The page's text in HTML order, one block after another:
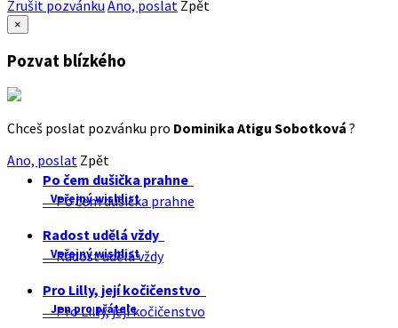
Zrušit pozvánku Ano, poslat Zpět
×
Pozvat blízkého
Chceš poslat pozvánku pro Dominika Atigu Sobotková ?
Ano, poslat Zpět
Po čem dušička prahne
Veřejný wishlist
Po čem dušička prahne
Radost udělá vždy
Veřejný wishlist
Radost udělá vždy
Pro Lilly, její kočičenstvo
Jen pro přátele
Pro Lilly, její kočičenstvo